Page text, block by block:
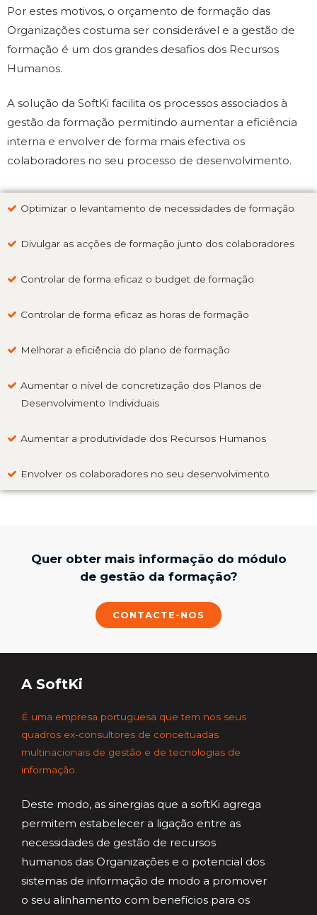
Por estes motivos, o orçamento de formação das
Organizações costuma ser considerável e a gestão de
formação é um dos grandes desafios dos Recursos
Humanos.
A solução da SoftKi facilita os processos associados à
gestão da formação permitindo aumentar a eficiência
interna e envolver de forma mais efectiva os
colaboradores no seu processo de desenvolvimento.
Optimizar o levantamento de necessidades de formação
Divulgar as acções de formação junto dos colaboradores
Controlar de forma eficaz o budget de formação
Controlar de forma eficaz as horas de formação
Melhorar a eficiência do plano de formação
Aumentar o nível de concretização dos Planos de
Desenvolvimento Individuais
Aumentar a produtividade dos Recursos Humanos
Envolver os colaboradores no seu desenvolvimento
Quer obter mais informação do módulo
de gestão da formação?
CONTACTE-NOS
A SoftKi
É uma empresa portuguesa que tem nos seus
quadros ex-consultores de conceituadas
multinacionais de gestão e de tecnologias de
informação.
Deste modo, as sinergias que a softKi agrega
permitem estabelecer a ligação entre as
necessidades de gestão de recursos
humanos das Organizações e o potencial dos
sistemas de informação de modo a promover
o seu alinhamento com benefícios para os